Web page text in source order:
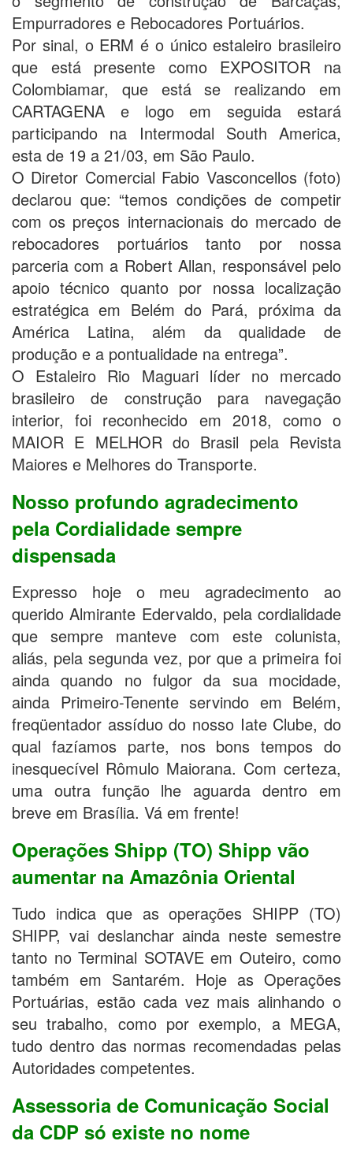
Empurradores e Rebocadores Portuários.
Por sinal, o ERM é o único estaleiro brasileiro
que está presente como EXPOSITOR na
Colombiamar, que está se realizando em
CARTAGENA e logo em seguida estará
participando na Intermodal South America,
esta de 19 a 21/03, em São Paulo.
O Diretor Comercial Fabio Vasconcellos (foto)
declarou que: “temos condições de competir
com os preços internacionais do mercado de
rebocadores portuários tanto por nossa
parceria com a Robert Allan, responsável pelo
apoio técnico quanto por nossa localização
estratégica em Belém do Pará, próxima da
América Latina, além da qualidade de
produção e a pontualidade na entrega”.
O Estaleiro Rio Maguari líder no mercado
brasileiro de construção para navegação
interior, foi reconhecido em 2018, como o
MAIOR E MELHOR do Brasil pela Revista
Maiores e Melhores do Transporte.
Nosso profundo agradecimento
pela Cordialidade sempre
dispensada
Expresso hoje o meu agradecimento ao
querido Almirante Edervaldo, pela cordialidade
que sempre manteve com este colunista,
aliás, pela segunda vez, por que a primeira foi
ainda quando no fulgor da sua mocidade,
ainda Primeiro-Tenente servindo em Belém,
freqüentador assíduo do nosso Iate Clube, do
qual fazíamos parte, nos bons tempos do
inesquecível Rômulo Maiorana. Com certeza,
uma outra função lhe aguarda dentro em
breve em Brasília. Vá em frente!
Operações Shipp (TO) Shipp vão
aumentar na Amazônia Oriental
Tudo indica que as operações SHIPP (TO)
SHIPP, vai deslanchar ainda neste semestre
tanto no Terminal SOTAVE em Outeiro, como
também em Santarém. Hoje as Operações
Portuárias, estão cada vez mais alinhando o
seu trabalho, como por exemplo, a MEGA,
tudo dentro das normas recomendadas pelas
Autoridades competentes.
Assessoria de Comunicação Social
da CDP só existe no nome